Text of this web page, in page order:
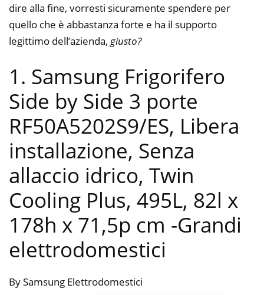
dire alla fine, vorresti sicuramente spendere per
quello che è abbastanza forte e ha il supporto
legittimo dell’azienda, giusto?
1. Samsung Frigorifero
Side by Side 3 porte
RF50A5202S9/ES, Libera
installazione, Senza
allaccio idrico, Twin
Cooling Plus, 495L, 82l x
178h x 71,5p cm -Grandi
elettrodomestici
By Samsung Elettrodomestici